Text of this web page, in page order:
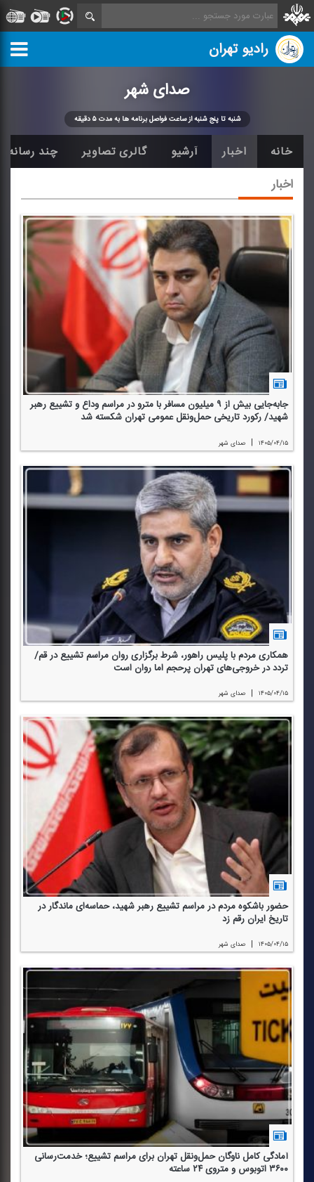
رادیو تهران
صدای شهر
شنبه تا پنج شنبه از ساعت فواصل برنامه ها به مدت ۵ دقیقه
خانه اخبار آرشیو گالری تصاویر چند رسانه
اخبار
جابه‌جایی بیش از ۹ میلیون مسافر با مترو در مراسم وداع و تشییع رهبر
شهید/ ركورد تاریخی حمل‌ونقل عمومی تهران شكسته شد
۱۴۰۵/۰۴/۱۵ | صدای شهر
همكاری مردم با پلیس راهور، شرط برگزاری روان مراسم تشییع در قم/
تردد در خروجی‌های تهران پرحجم اما روان است
۱۴۰۵/۰۴/۱۵ | صدای شهر
حضور باشكوه مردم در مراسم تشییع رهبر شهید، حماسه‌ای ماندگار در
تاریخ ایران رقم زد
۱۴۰۵/۰۴/۱۵ | صدای شهر
آمادگی كامل ناوگان حمل‌ونقل تهران برای مراسم تشییع؛ خدمت‌رسانی
۳۶۰۰ اتوبوس و متروی ۲۴ ساعته